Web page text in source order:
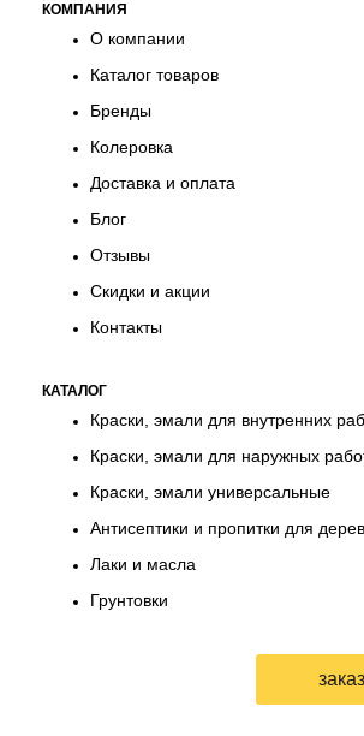
КОМПАНИЯ
О компании
Каталог товаров
Бренды
Колеровка
Доставка и оплата
Блог
Отзывы
Скидки и акции
Контакты
КАТАЛОГ
Краски, эмали для внутренних
Краски, эмали для наружных
Краски, эмали универсальные
Антисептики и пропитки для
Лаки и масла
Грунтовки